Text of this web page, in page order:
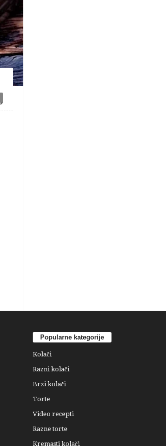
Popularne kategorije
Kolači
Razni kolači
Brzi kolači
Torte
Video recepti
Razne torte
Kremasti kolači